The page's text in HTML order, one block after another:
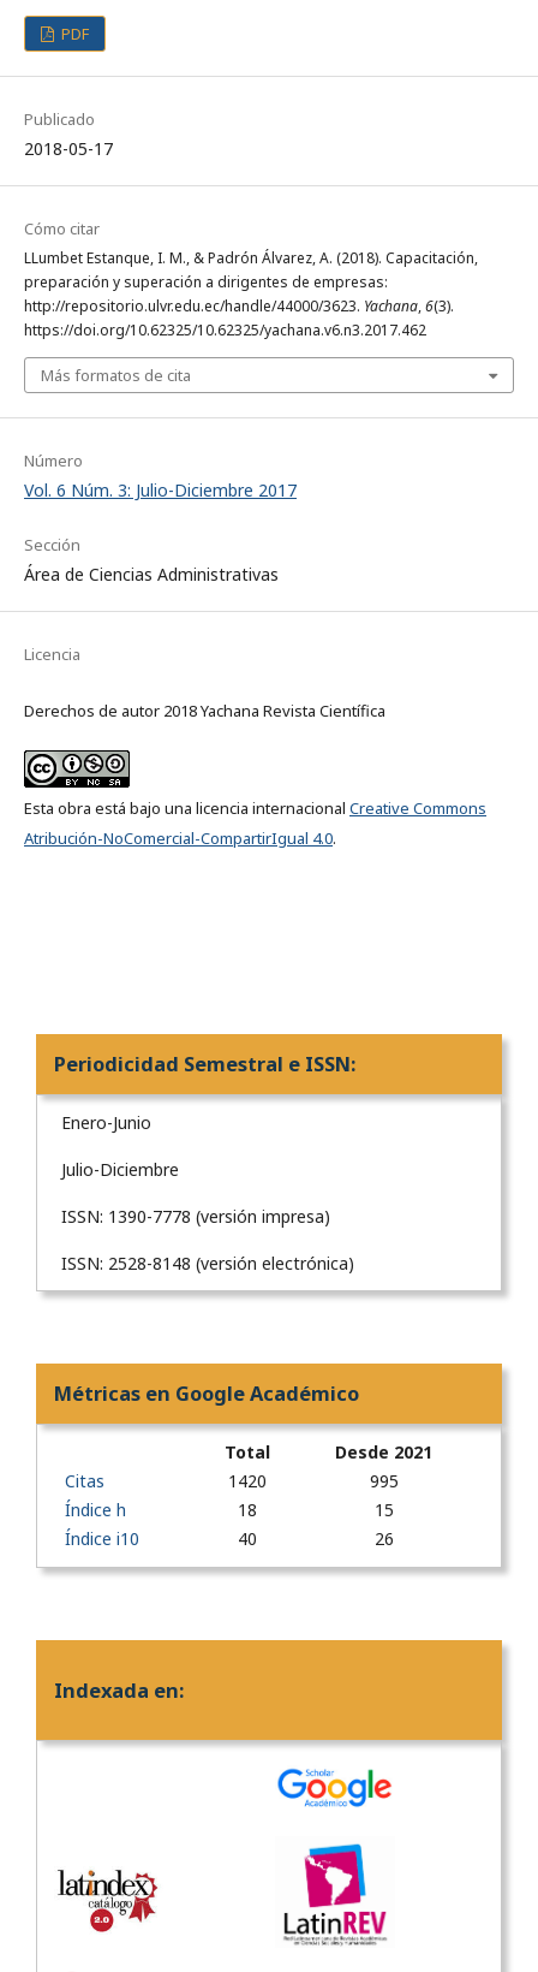
PDF
Publicado
2018-05-17
Cómo citar
LLumbet Estanque, I. M., & Padrón Álvarez, A. (2018). Capacitación,
preparación y superación a dirigentes de empresas:
http://repositorio.ulvr.edu.ec/handle/44000/3623. Yachana,6(3).
https://doi.org/10.62325/10.62325/yachana.v6.n3.2017.462
Más formatos de cita
Número
Vol. 6 Núm. 3: Julio-Diciembre 2017
Sección
Área de Ciencias Administrativas
Licencia
Derechos de autor 2018 Yachana Revista Científica
Esta obra está bajo una licencia internacional Creative Commons
Atribución-NoComercial-CompartirIgual 4.0.
Periodicidad Semestral e ISSN:
Enero-Junio
Julio-Diciembre
ISSN: 1390-7778 (versión impresa)
ISSN: 2528-8148 (versión electrónica)
Métricas en Google Académico
Total
Desde 2021
Citas
1420
995
Índice h
18
15
Índice i10
40 26
Indexada en: